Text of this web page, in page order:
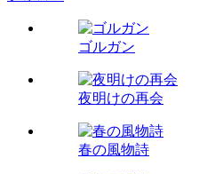
ゴルガン
夜明けの再会
春の風物詩